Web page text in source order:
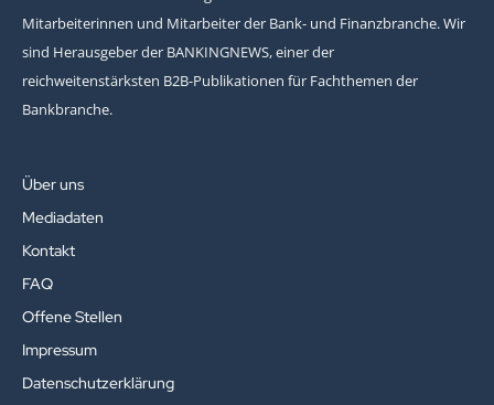
Mitarbeiterinnen und Mitarbeiter der Bank- und Finanzbranche. Wir
sind Herausgeber der BANKINGNEWS, einer der
reichweitenstärksten B2B-Publikationen für Fachthemen der
Bankbranche.
Über uns
Mediadaten
Kontakt
FAQ
Offene Stellen
Impressum
Datenschutzerklärung